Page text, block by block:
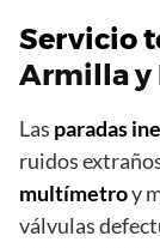
Servicio
Armilla y
Las paradas
ruidos
multímetroy
válvulas